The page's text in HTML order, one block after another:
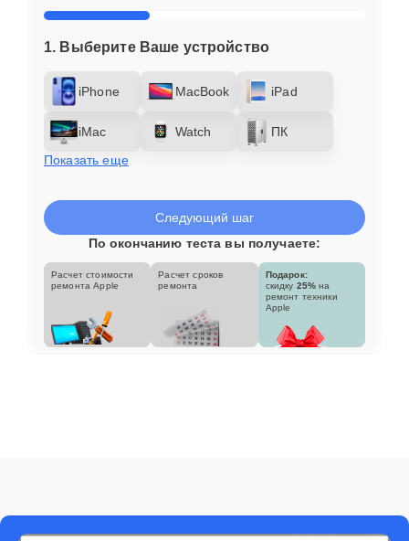
1. Выберите Ваше устройство
iPhone MacBook iPad
iMac Watch
ПК
Показать еще
Следующий шаг
По окончанию теста вы получаете:
Расчет стоимости
ремонта Apple
Расчет сроков
ремонта
Подарок:
скидку 25% на
ремонт техники
Apple